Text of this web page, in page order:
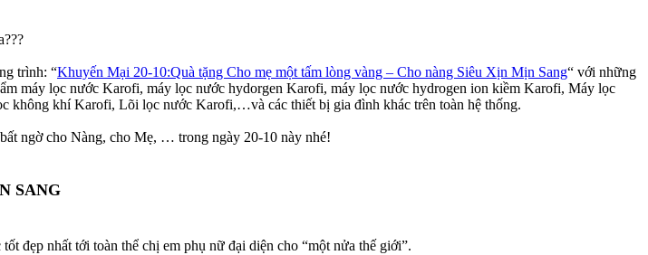
trình: “Khuyến Mại 20-10:Quà tặng Cho mẹ một tấm lòng vàng – Cho nàng Siêu Xịn Mịn Sang“ với những
máy lọc nước Karofi, máy lọc nước hydorgen Karofi, máy lọc nước hydrogen ion kiềm Karofi, Máy lọc
khí Karofi, Lõi lọc nước Karofi,…và các thiết bị gia đình khác trên toàn hệ thống.
ngờ cho Nàng, cho Mẹ, … trong ngày 20-10 này nhé!
SANG
nhất tới toàn thể chị em phụ nữ đại diện cho “một nửa thế giới”.